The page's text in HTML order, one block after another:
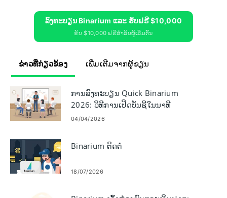
ລົງທະບຽນ Binarium ແລະ ຮັບຟຣີ $10,000
ຮັບ $10,000 ຟຣີສຳລັບຜູ້ເລີ່ມຕົ້ນ
ຂ່າວທີ່ກ່ຽວຂ້ອງ ເພີ່ມເຕີມຈາກຜູ້ຂຽນ
ການລົງທະບຽນ Quick Binarium
2026: ວິທີການເປີດບັນຊີໃນນາທີ
04/04/2026
Binarium ຕິດຕໍ່
18/07/2026